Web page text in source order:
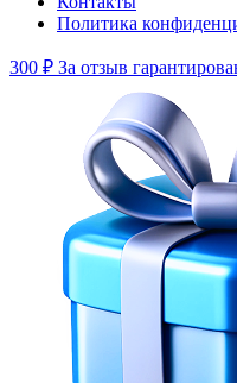
Политика
300 ₽ За отзыв